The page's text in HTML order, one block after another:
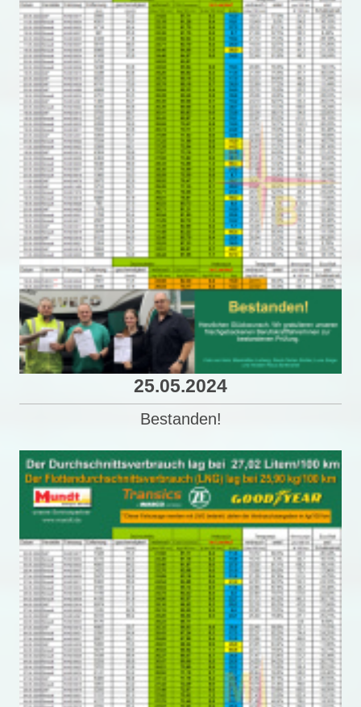
25.05.2024
Bestanden!